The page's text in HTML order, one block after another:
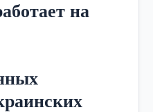
на